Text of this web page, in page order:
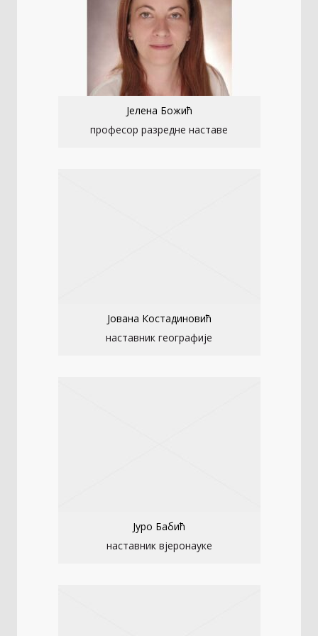
Јелена Божић
професор разредне наставе
Јована Костадиновић
наставник географије
Јуро Бабић
наставник вјеронауке